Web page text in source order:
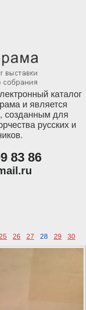
каталог
и является
созданным для
русских и
83 86
26 27 28 29 30